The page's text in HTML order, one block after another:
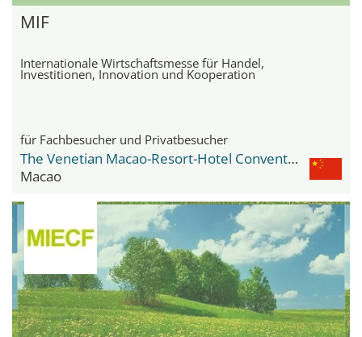
MIF
Internationale Wirtschaftsmesse für Handel,
Investitionen, Innovation und Kooperation
für Fachbesucher und Privatbesucher
The Venetian Macao-Resort-Hotel Convention & Exhibition Center
Macao